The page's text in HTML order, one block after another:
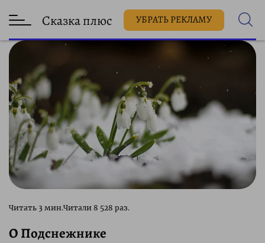
Сказка плюс УБРАТЬ РЕКЛАМУ
8 528 раз.
О Подснежнике